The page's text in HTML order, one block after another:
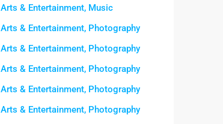
Arts & Entertainment, Music
Arts & Entertainment, Photography
Arts & Entertainment, Photography
Arts & Entertainment, Photography
Arts & Entertainment, Photography
Arts & Entertainment, Photography